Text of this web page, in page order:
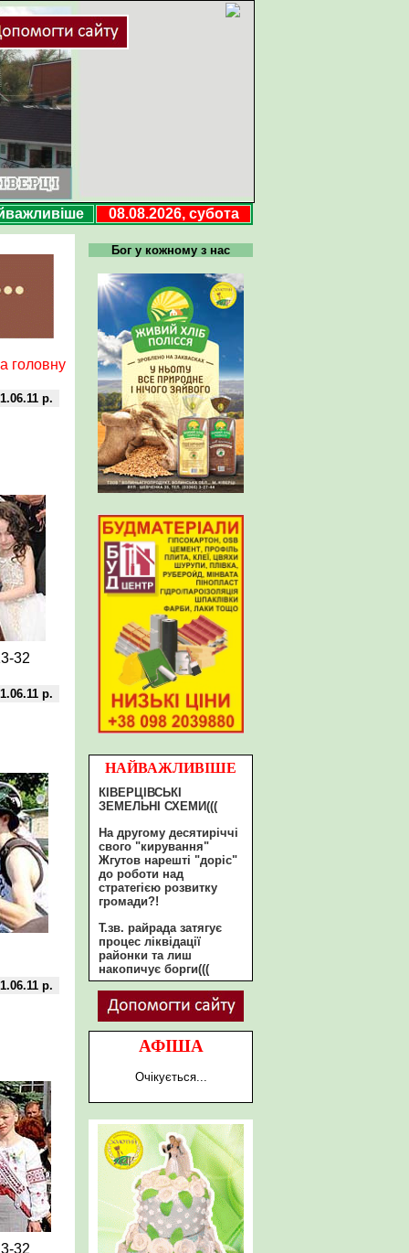
08.08.2026, субота
Бог у кожному з нас
НАЙВАЖЛИВІШЕ
КІВЕРЦІВСЬКІ
ЗЕМЕЛЬНІ СХЕМИ(((
На другому десятиріччі
свого "кирування"
Жгутов нарешті "доріс"
до роботи над
стратегією розвитку
громади?!
Т.зв. райрада затягує
процес ліквідації
районки та лиш
накопичує борги(((
АФІША
Очікується...
головну
р.
32
р.
р.
32